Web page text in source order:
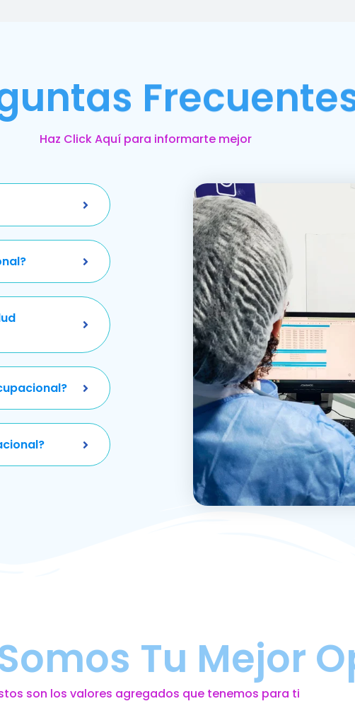
Haz Click Aquí para informarte mejor
Tu Mejor
son los valores agregados que tenemos para ti